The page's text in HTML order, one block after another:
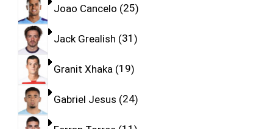
Joao Cancelo 25
Jack Grealish 31
Granit Xhaka 19
Gabriel Jesus 24